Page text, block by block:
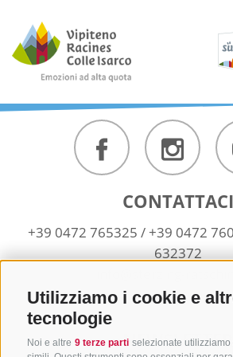
Utilizziamo i cookie e
tecnologie
Noi e altre 9 terze parti selezionate
CONTATTACI
+39 0472 765325 / +39 0472
632372
NEWSLETTER